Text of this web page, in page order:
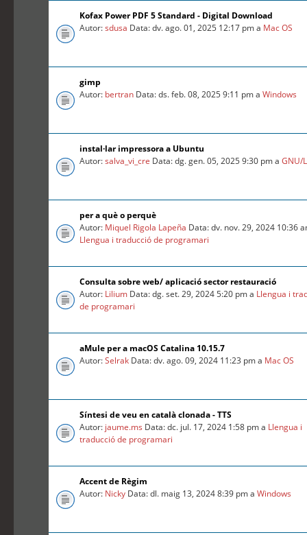
Kofax Power PDF 5 Standard - Digital Download
Autor:sdusa Data: dv. ago. 01, 2025 12:17 pm a Mac OS
gimp
Autor: bertran Data: ds. feb. 08, 2025 9:11 pm aWindows
instal·lar impressora a Ubuntu
Autor:salva_vi_cre Data: dg. gen. 05, 2025 9:30 pm aGNU/
per a què o perquè
Autor: Miquel Rigola Lapeña Data: dv. nov. 29, 2024 10:36
Llengua i traducció de programari
Consulta sobre web/ aplicació sector restauració
Autor: Lilium Data: dg. set. 29, 2024 5:20 pm a Llengua i
de programari
aMule per a macOS Catalina 10.15.7
Autor:Selrak Data: dv. ago. 09, 2024 11:23 pm a Mac OS
Síntesi de veu en català clonada - TTS
Autor: jaume.ms Data: dc. jul. 17, 2024 1:58 pm a Llengua i
traducció de programari
Accent de Règim
Autor: Nicky Data: dl. maig 13, 2024 8:39 pm aWindows